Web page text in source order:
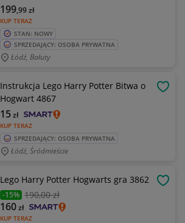
KUP TERAZ
199,99zł
STAN: NOWY
SPRZEDAJĄCY: OSOBA PRYWATNA
Łódź, Bałuty
Instrukcja Lego Harry Potter Bitwa o
Hogwart 4867
KUP TERAZ
15zł
SPRZEDAJĄCY: OSOBA PRYWATNA
Łódź, Śródmieście
Lego Harry Potter Hogwarts gra 3862
-15% 190,00 zł
KUP TERAZ
160zł